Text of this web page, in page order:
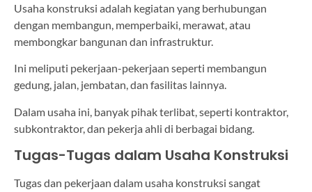
Usaha konstruksi adalah kegiatan yang berhubungan
dengan membangun, memperbaiki, merawat, atau
membongkar bangunan dan infrastruktur.
Ini meliputi pekerjaan-pekerjaan seperti membangun
gedung, jalan, jembatan, dan fasilitas lainnya.
Dalam usaha ini, banyak pihak terlibat, seperti kontraktor,
subkontraktor, dan pekerja ahli di berbagai bidang.
Tugas-Tugas dalam Usaha Konstruksi
Tugas dan pekerjaan dalam usaha konstruksi sangat